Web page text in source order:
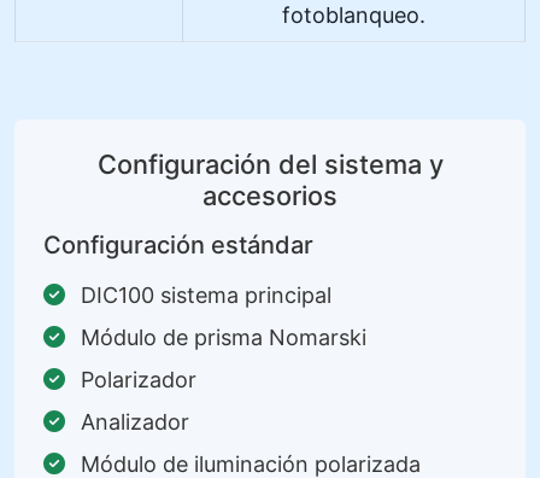
fotoblanqueo.
Configuración del sistema y
accesorios
Configuración estándar
DIC100 sistema principal
Módulo de prisma Nomarski
Polarizador
Analizador
Módulo de iluminación polarizada